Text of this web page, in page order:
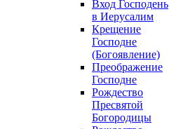
Вход Господень
в Иерусалим
Крещение
Господне
(Богоявление)
Преображение
Господне
Рождество
Пресвятой
Богородицы